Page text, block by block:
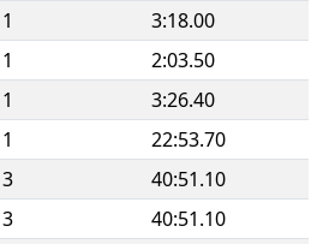
1
3:18.00
1
2:03.50
1
3:26.40
1
22:53.70
3
40:51.10
3
40:51.10